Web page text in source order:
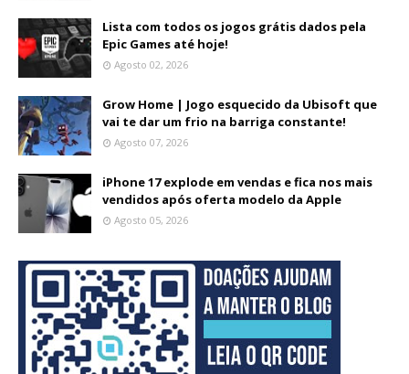
Lista com todos os jogos grátis dados pela
Epic Games até hoje!
Agosto 02, 2026
Grow Home | Jogo esquecido da Ubisoft que
vai te dar um frio na barriga constante!
Agosto 07, 2026
iPhone 17 explode em vendas e fica nos mais
vendidos após oferta modelo da Apple
Agosto 05, 2026